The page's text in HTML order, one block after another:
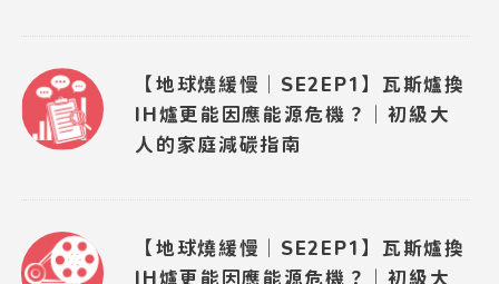
【地球燒緩慢｜SE2EP1】瓦斯爐換
IH爐更能因應能源危機？｜初級大
人的家庭減碳指南
【地球燒緩慢｜SE2EP1】瓦斯爐換
IH爐更能因應能源危機？｜初級大